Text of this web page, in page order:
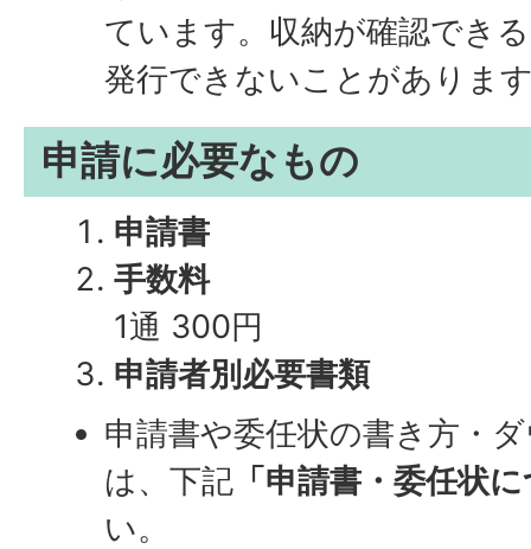
ています。収納が確認でき
発行できないことがありま
申請に必要なもの
申請書
手数料
1通 300円
申請者別必要書類
申請書や委任状の書き方・
は、下記 「申請書・委任状
い。